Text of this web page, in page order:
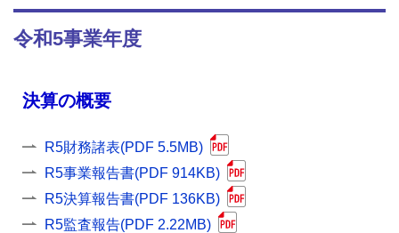
令和5事業年度
決算の概要
R5財務諸表(PDF 5.5MB)
R5事業報告書(PDF 914KB)
R5決算報告書(PDF 136KB)
R5監査報告(PDF 2.22MB)